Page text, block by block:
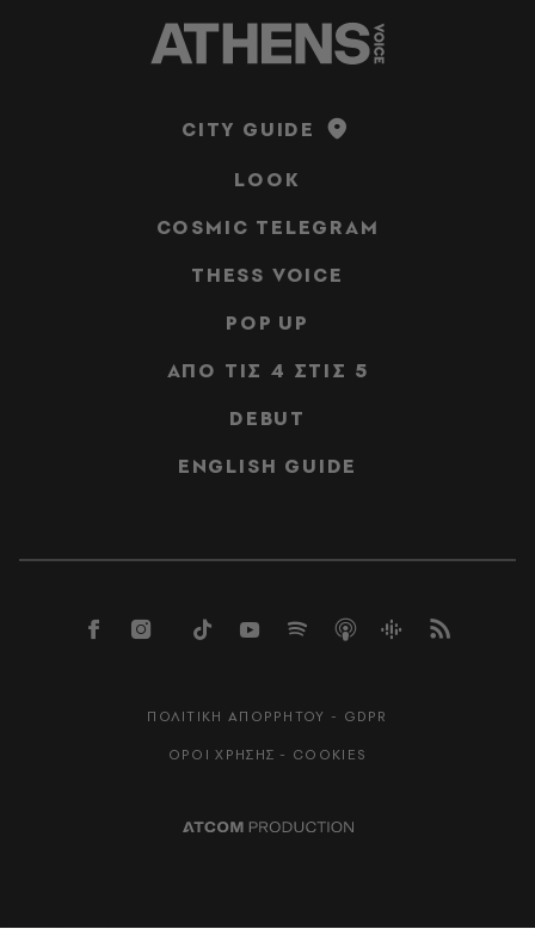
CITY GUIDE
LOOK
COSMIC TELEGRAM
THESS VOICE
POP UP
ΑΠΟ ΤΙΣ 4 ΣΤΙΣ 5
DEBUT
ENGLISH GUIDE
ΠΟΛΙΤΙΚΗ ΑΠΟΡΡΗΤΟΥ - GDPR
ΟΡΟΙ ΧΡΗΣΗΣ - COOKIES